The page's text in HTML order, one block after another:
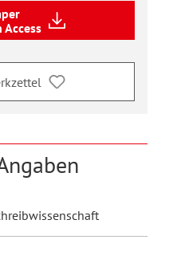
Access